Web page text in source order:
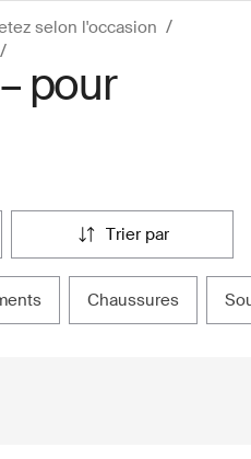
selon l'occasion
pour
trier par
chaussures